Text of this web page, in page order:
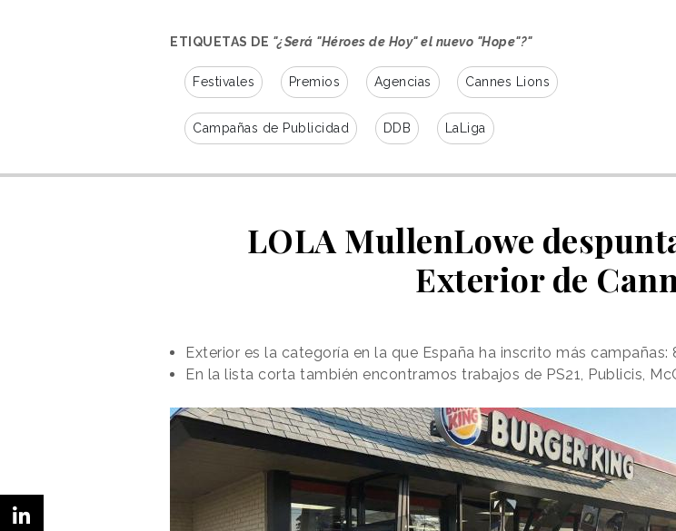
ETIQUETAS DE "¿Será "Héroes de Hoy" el nuevo "Hope"?"
Festivales Premios Agencias Cannes Lions
Campañas de Publicidad DDB LaLiga
LOLA MullenLowe
Exterior de
Exterior es la categoría en la que España ha inscrito más campañas:
En la lista corta también encontramos trabajos de PS21, Publicis,